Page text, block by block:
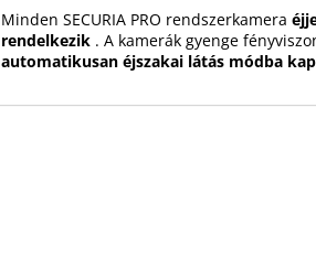
Minden SECURIA PRO rendszerkamera
rendelkezik . A kamerák gyenge
automatikusan éjszakai látás módba